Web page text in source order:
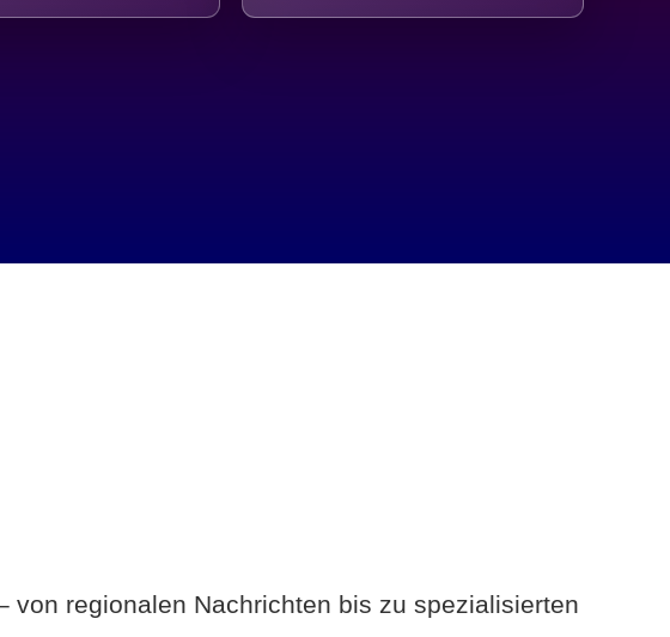
regionalen Nachrichten bis zu spezialisierten